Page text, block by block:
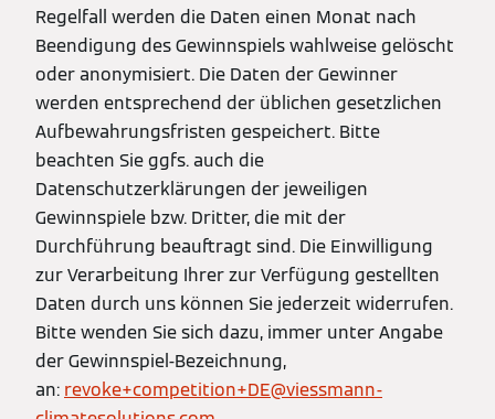
Regelfall werden die Daten einen Monat nach
Beendigung des Gewinnspiels wahlweise gelöscht
oder anonymisiert. Die Daten der Gewinner
werden entsprechend der üblichen gesetzlichen
Aufbewahrungsfristen gespeichert. Bitte
beachten Sie ggfs. auch die
Datenschutzerklärungen der jeweiligen
Gewinnspiele bzw. Dritter, die mit der
Durchführung beauftragt sind. Die Einwilligung
zur Verarbeitung Ihrer zur Verfügung gestellten
Daten durch uns können Sie jederzeit widerrufen.
Bitte wenden Sie sich dazu, immer unter Angabe
der Gewinnspiel-Bezeichnung,
an: revoke+competition+DE@viessmann-